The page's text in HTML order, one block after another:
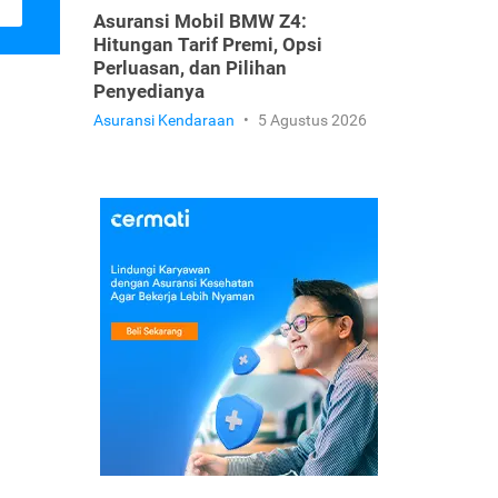
Asuransi Mobil BMW Z4:
Hitungan Tarif Premi, Opsi
Perluasan, dan Pilihan
Penyedianya
Asuransi Kendaraan • 5 Agustus 2026